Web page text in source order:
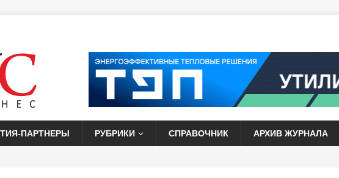
ПАРТНЕРЫ РУБРИКИ СПРАВОЧНИК АРХИВ ЖУРНАЛА